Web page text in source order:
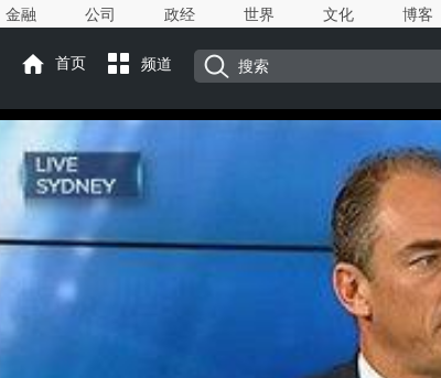
金融 公司 政经 世界 文化 博客
首页 频道